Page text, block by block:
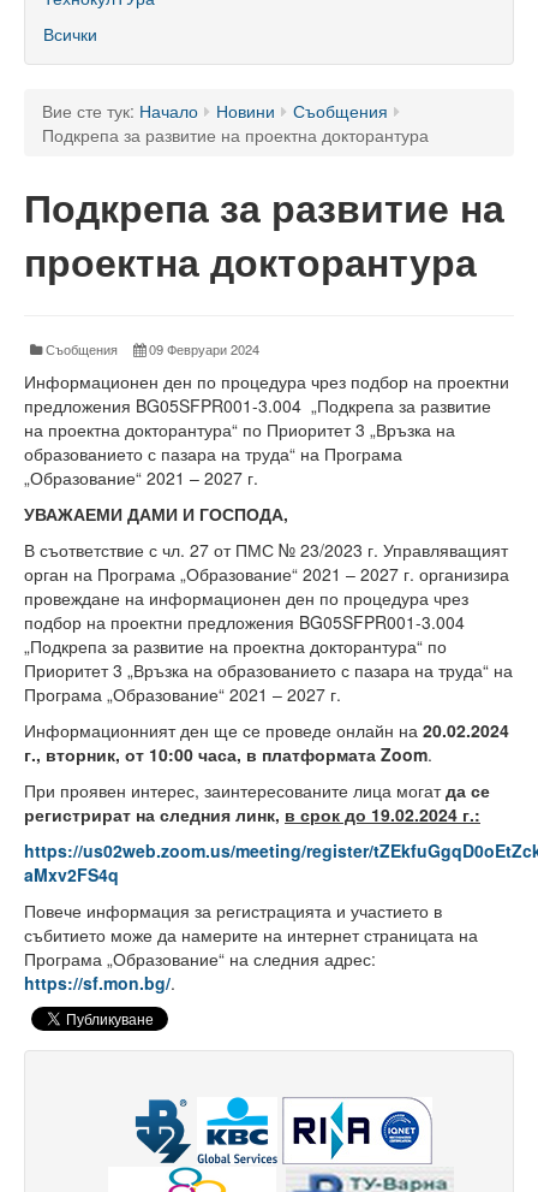
60 години ТУ - Варна
Програма 60 г.
Успели в науката и бизнеса
Поздравителни адреси
Тържество по случай празника на университета
Ректор
Ръководство
Структура
Органи за управление
Факултети и Колежи
Факултети
Машинно-технологичен факултет
Корабостроителен факултет
Електротехнически факултет
Колежи
Добруджански технологичен колеж
Колеж в структурата на ТУ-Варна
Департамент ЕПОС
Научноизследователски институт
Високотехнологичен парк
Всички
Вие сте тук: Начало Новини
Съобщения
Подкрепа за развитие на проектна докторантура
Подкрепа за развитие на
проектна докторантура
Съобщения 09 Февруари 2024
Информационен ден по процедура чрез подбор на проектни
предложения BG05SFPR001-3.004 „Подкрепа за развитие
на проектна докторантура“ по Приоритет 3 „Връзка на
образованието с пазара на труда“ на Програма
„Образование“ 2021 – 2027 г.
УВАЖАЕМИ ДАМИ И ГОСПОДА,
В съответствие с чл. 27 от ПМС № 23/2023 г. Управляващият
орган на Програма „Образование“ 2021 – 2027 г. организира
провеждане на информационен ден по процедура чрез
подбор на проектни предложения BG05SFPR001-3.004
„Подкрепа за развитие на проектна докторантура“ по
Приоритет 3 „Връзка на образованието с пазара на труда“ на
Програма „Образование“ 2021 – 2027 г.
Информационният ден ще се проведе онлайн на 20.02.2024
г., вторник, от 10:00 часа, в платформата Zoom.
При проявен интерес, заинтересованите лица могатда се
регистрират на следния линк, в срок до 19.02.2024 г.:
https://us02web.zoom.us/meeting/register/
aMxv2FS4q
Повече информация за регистрацията и участието в
събитието може да намерите на интернет страницата на
Програма „Образование“ на следния адрес:
https://sf.mon.bg/.